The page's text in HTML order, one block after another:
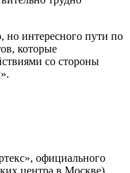
но интересного пути по
которые
со стороны
официального
центра в Москве)